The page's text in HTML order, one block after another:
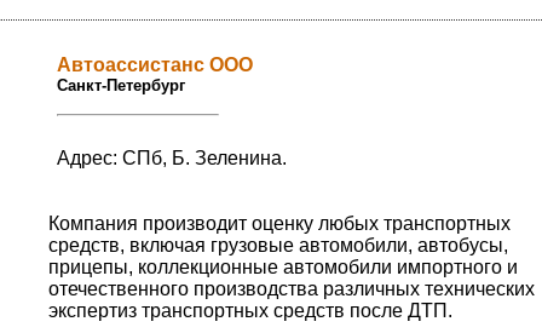
Автоассистанс ООО
Санкт-Петербург
Адрес: СПб, Б. Зеленина.
Компания производит оценку любых транспортных
средств, включая грузовые автомобили, автобусы,
прицепы, коллекционные автомобили импортного и
отечественного производства различных технических
экспертиз транспортных средств после ДТП.